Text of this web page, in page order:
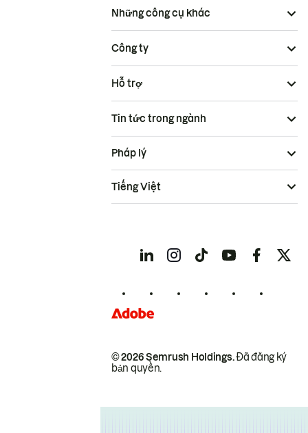
Những công cụ khác
Công ty
Hỗ trợ
Tin tức trong ngành
© 2026 Semrush Holdings.Đã đăng ký
bản quyền.
Pháp lý
Tiếng Việt